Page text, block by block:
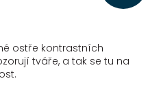
ostře kontrastních
tváře, a tak se tu na